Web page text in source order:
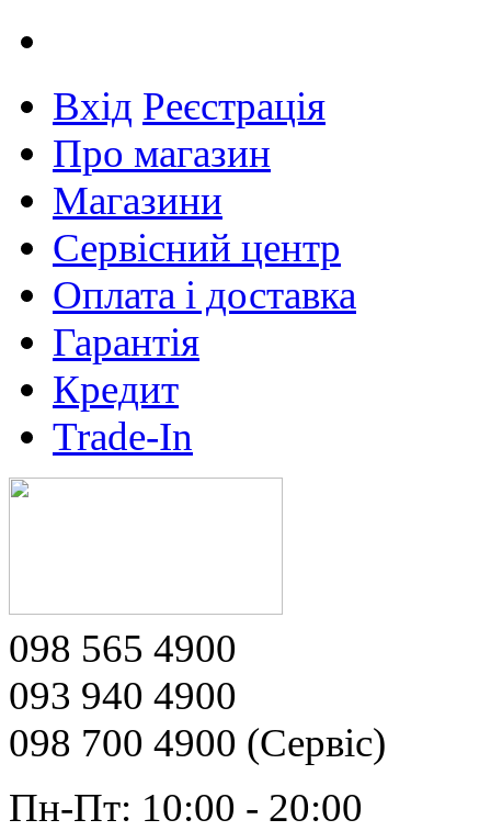
Вхід Реєстрація
Про магазин
Магазини
Сервісний центр
Оплата і доставка
Гарантія
Кредит
Trade-In
098 565 4900
093 940 4900
098 700 4900 (Сервіс)
Пн-Пт: 10:00 - 20:00